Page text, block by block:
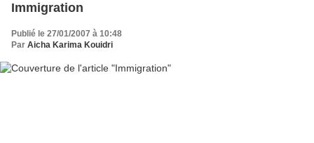
Immigration
Publié le 27/01/2007 à 10:48
Par Aicha Karima Kouidri